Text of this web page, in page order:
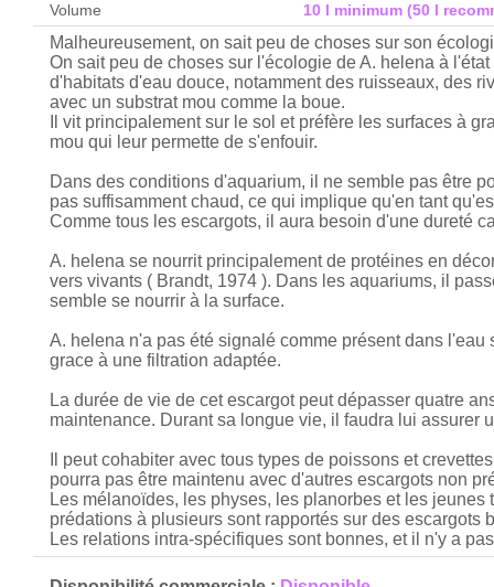
Volume 10 l minimum (50 l
Malheureusement, on sait peu de choses sur son
On sait peu de choses sur l'écologie de A. helena à
d'habitats d'eau douce, notamment des ruisseaux, des
avec un substrat mou comme la boue.
Il vit principalement sur le sol et préfère les surfaces à
mou qui leur permette de s'enfouir.
Dans des conditions d'aquarium, il ne semble pas être
pas suffisamment chaud, ce qui implique qu'en tant
Comme tous les escargots, il aura besoin d'une dureté
A. helena se nourrit principalement de protéines en
vers vivants ( Brandt, 1974 ). Dans les aquariums, il
semble se nourrir à la surface.
A. helena n'a pas été signalé comme présent dans
grace à une filtration adaptée.
La durée de vie de cet escargot peut dépasser quatre
maintenance. Durant sa longue vie, il faudra lui assurer
Il peut cohabiter avec tous types de poissons et
pourra pas être maintenu avec d'autres escargots non
Les mélanoïdes, les physes, les planorbes et les
prédations à plusieurs sont rapportés sur des escargots
Les relations intra-spécifiques sont bonnes, et il n'y a